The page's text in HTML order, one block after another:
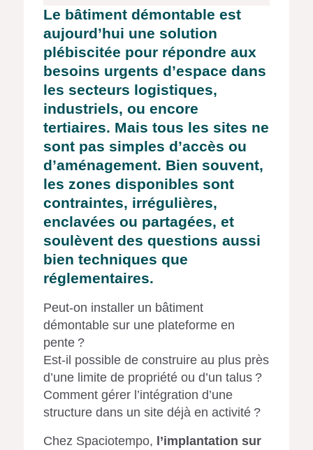
Le bâtiment démontable est
aujourd’hui une solution
plébiscitée pour répondre aux
besoins urgents d’espace dans
les secteurs logistiques,
industriels, ou encore
tertiaires. Mais tous les sites ne
sont pas simples d’accès ou
d’aménagement. Bien souvent,
les zones disponibles sont
contraintes, irrégulières,
enclavées ou partagées, et
soulèvent des questions aussi
bien techniques que
réglementaires.
Peut-on installer un bâtiment
démontable sur une plateforme en
pente ?
Est-il possible de construire au plus près
d’une limite de propriété ou d’un talus ?
Comment gérer l’intégration d’une
structure dans un site déjà en activité ?
Chez Spaciotempo, l’implantation sur